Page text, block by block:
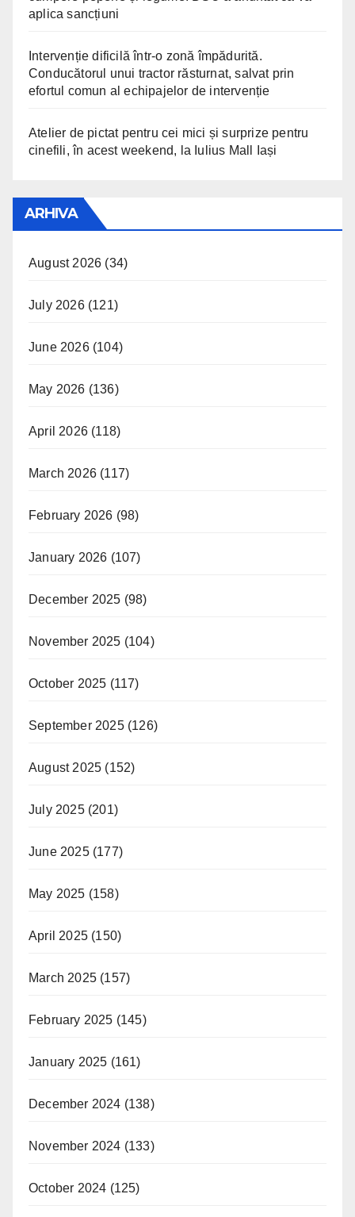
aplica sancțiuni
Intervenție dificilă într-o zonă împădurită.
Conducătorul unui tractor răsturnat, salvat prin
efortul comun al echipajelor de intervenție
Atelier de pictat pentru cei mici și surprize pentru
cinefili, în acest weekend, la Iulius Mall Iași
ARHIVA
August 2026 (34)
July 2026(121)
June 2026(104)
May 2026 (136)
April 2026 (118)
March 2026 (117)
February 2026 (98)
January 2026 (107)
December 2025 (98)
November 2025 (104)
October 2025 (117)
September 2025(126)
August 2025 (152)
July 2025(201)
June 2025(177)
May 2025 (158)
April 2025 (150)
March 2025 (157)
February 2025 (145)
January 2025 (161)
December 2024 (138)
November 2024 (133)
October 2024 (125)